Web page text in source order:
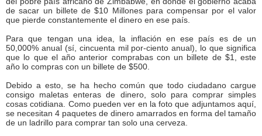
de sacar un billete de $10 Millones para compensar por el valor
que pierde constantemente el dinero en ese país.
Para que tengan una idea, la inflación en ese país es de un
50,000% anual (sí, cincuenta mil por-ciento anual), lo que significa
que lo que el año anterior comprabas con un billete de $1, este
año lo compras con un billete de $500.
Debido a esto, se ha hecho común que todo ciudadano cargue
consigo maletas enteras de dinero, solo para comprar simples
cosas cotidiana. Como pueden ver en la foto que adjuntamos aquí,
se necesitan 4 paquetes de dinero amarrados en forma del tamaño
de un ladrillo para comprar tan solo una cerveza.